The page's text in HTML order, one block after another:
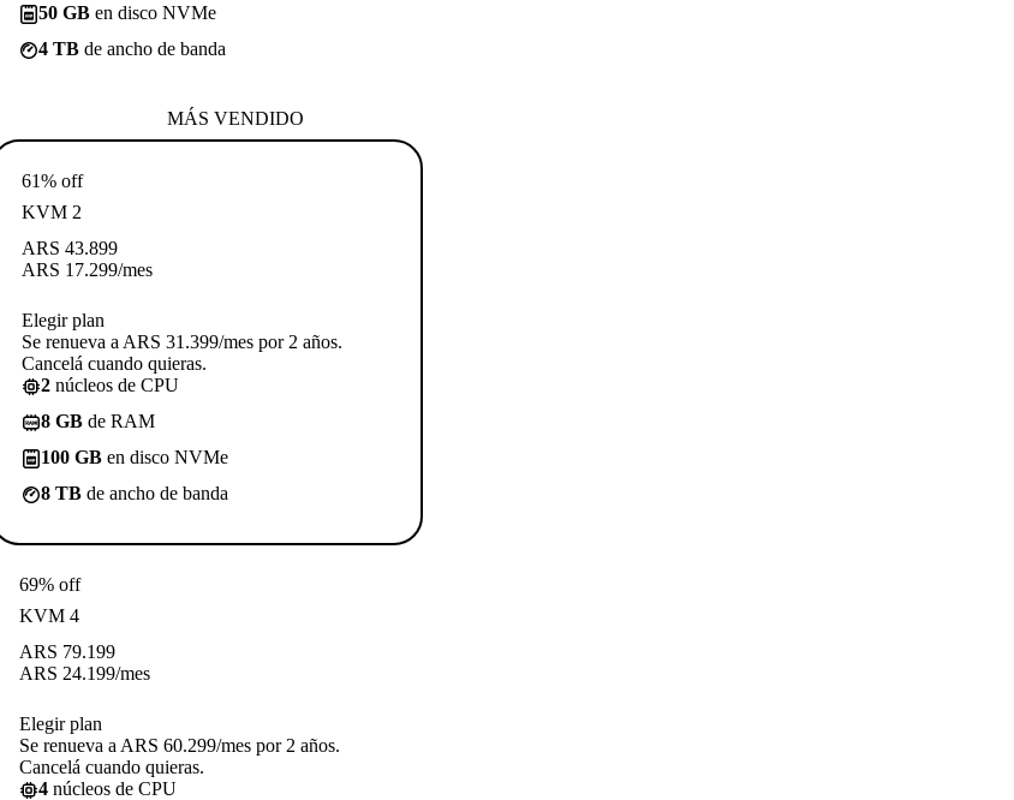
50 GB en disco NVMe
4 TB de ancho de banda
MÁS VENDIDO
61% off
KVM 2
ARS 43.899
ARS 17.299/mes
Elegir plan
Se renueva a ARS 31.399/mes por 2 años.
Cancelá cuando quieras.
2 núcleos de CPU
8 GB de RAM
100 GB en disco NVMe
8 TB de ancho de banda
69% off
KVM 4
ARS 79.199
ARS 24.199/mes
Elegir plan
Se renueva a ARS 60.299/mes por 2 años.
Cancelá cuando quieras.
4 núcleos de CPU